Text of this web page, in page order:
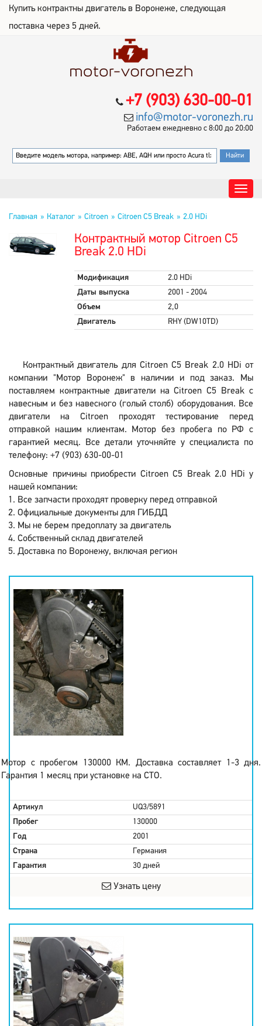
Купить контрактны двигатель в Воронеже, следующая
поставка через 5 дней.
+7 (903) 630-00-01
info@motor-voronezh.ru
Работаем ежедневно с 8:00 до 20:00
Главная Каталог Citroen Citroen C5 Break 2.0 HDi
Контрактный мотор Citroen C5
Break 2.0 HDi
Модификация
2.0 HDi
Даты выпуска
2001 - 2004
Объем
2,0
Двигатель
RHY (DW10TD)
Контрактный двигатель для Citroen C5 Break 2.0 HDi от
компании "Мотор Воронеж" в наличии и под заказ. Мы
поставляем контрактные двигатели на Citroen C5 Break с
навесным и без навесного (голый столб) оборудования. Все
двигатели на Citroen проходят тестирование перед
отправкой нашим клиентам. Мотор без пробега по РФ с
гарантией месяц. Все детали уточняйте у специалиста по
телефону: +7 (903) 630-00-01
Основные причины приобрести Citroen C5 Break 2.0 HDi у
нашей компании:
Все запчасти проходят проверку перед отправкой
Официальные документы для ГИБДД
Мы не берем предоплату за двигатель
Собственный склад двигателей
Доставка по Воронежу, включая регион
Мотор с пробегом 130000 КМ. Доставка составляет 1-3 дня.
Гарантия 1 месяц при установке на СТО.
Артикул
UQ3/5891
Пробег
130000
Год
2001
Страна
Германия
Гарантия
30 дней
Узнать цену